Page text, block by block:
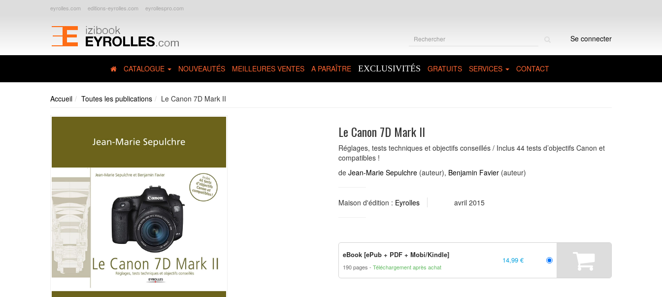
eyrolles.com editions-eyrolles.com eyrollespro.com
Se connecter
CATALOGUE NOUVEAUTÉS MEILLEURES VENTES A PARAÎTRE EXCLUSIVITÉS GRATUITS SERVICES CONTACT
Accueil Toutes les publications Le Canon 7D Mark II
Le Canon 7D Mark II
Réglages, tests techniques et objectifs conseillés / Inclus 44 tests d’objectifs Canon et
compatibles !
de Jean-Marie Sepulchre (auteur), Benjamin Favier (auteur)
Maison d'édition : Eyrolles avril 2015
eBook [ePub + PDF + Mobi/Kindle]
190 pages Téléchargement après achat
14,99 €